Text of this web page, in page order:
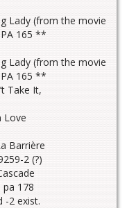
(from the movie
165 **
(from the movie
165 **
It,
on Love
2 (?)
-2 exist.